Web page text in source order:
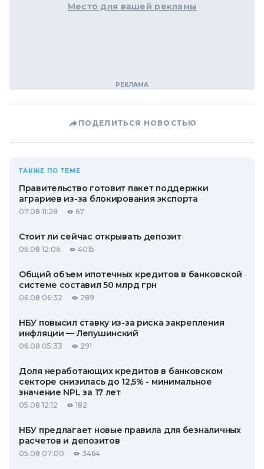
Место для вашей рекламы
ПОДЕЛИТЬСЯ НОВОСТЬЮ
ТАКЖЕ ПО ТЕМЕ
Правительство готовит пакет поддержки
аграриев из-за блокирования экспорта
07.08 11:28 67
Стоит ли сейчас открывать депозит
06.08 12:06 4015
Общий объем ипотечных кредитов в банковской
системе составил 50 млрд грн
06.08 06:32 289
НБУ повысил ставку из-за риска закрепления
инфляции — Лепушинский
06.08 05:33 291
Доля неработающих кредитов в банковском
секторе снизилась до 12,5% - минимальное
значение NPL за 17 лет
05.08 12:12 182
НБУ предлагает новые правила для безналичных
расчетов и депозитов
05.08 07:00 3464